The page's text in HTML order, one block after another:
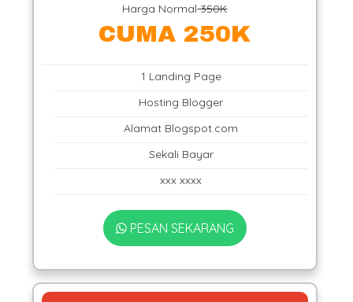
Harga Normal350K
CUMA 250K
1 Landing Page
Hosting Blogger
Alamat Blogspot.com
Sekali Bayar
xxx xxxx
PESAN SEKARANG